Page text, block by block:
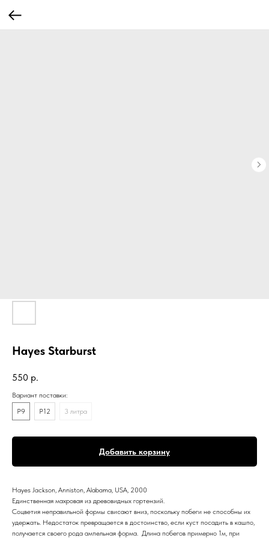
Hayes Starburst
550 р.
Вариант поставки:
P9
P12 3 литра
Добавить корзину
Hayes Jackson, Anniston, Alabama, USA, 2000
Единственная махровая из древовидных гортензий.
Соцветия неправильной формы свисают вниз, поскольку побеги не способны их
удержать. Недостаток превращается в достоинство, если куст посадить в кашпо,
получается своего рода ампельная форма. Длина побегов примерно 1м, при